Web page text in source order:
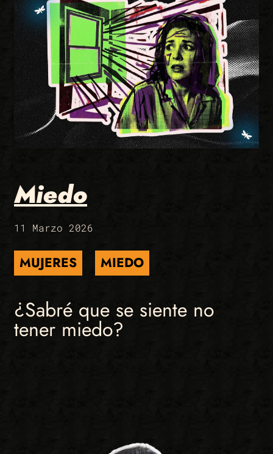
Miedo
11 Marzo 2026
MUJERES MIEDO
¿Sabré que se siente no
tener miedo?